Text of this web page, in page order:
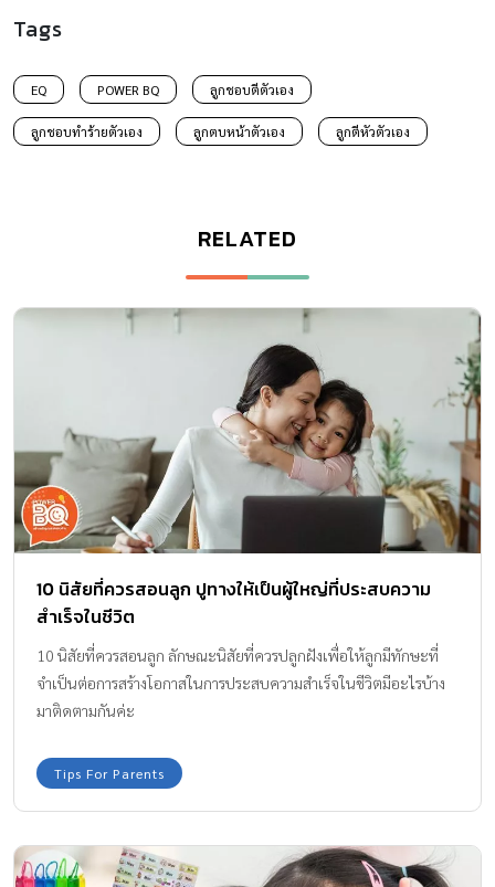
Tags
EQ POWER BQ ลูกชอบตีตัวเอง
ลูกชอบทำร้ายตัวเอง ลูกตบหน้าตัวเอง ลูกตีหัวตัวเอง
RELATED
10 นิสัยที่ควรสอนลูก ปูทางให้เป็นผู้ใหญ่ที่ประสบความ
สำเร็จในชีวิต
10 นิสัยที่ควรสอนลูก ลักษณะนิสัยที่ควรปลูกฝังเพื่อให้ลูกมีทักษะที่
จำเป็นต่อการสร้างโอกาสในการประสบความสำเร็จในชีวิตมีอะไรบ้าง
มาติดตามกันค่ะ
Tips For Parents